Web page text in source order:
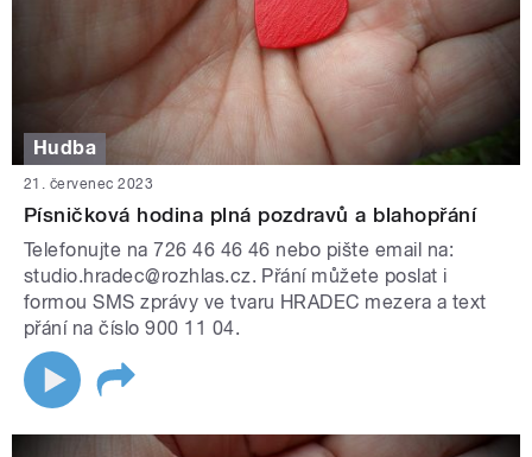
Hudba
21. červenec 2023
Písničková hodina plná pozdravů a blahopřání
Telefonujte na 726 46 46 46 nebo pište email na:
studio.hradec@rozhlas.cz. Přání můžete poslat i
formou SMS zprávy ve tvaru HRADEC mezera a text
přání na číslo 900 11 04.